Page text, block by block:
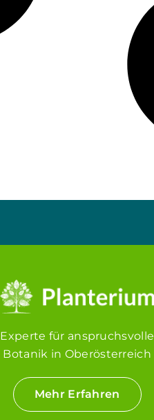
Experte für anspruchsvolle
Botanik in Oberösterreich
Mehr Erfahren